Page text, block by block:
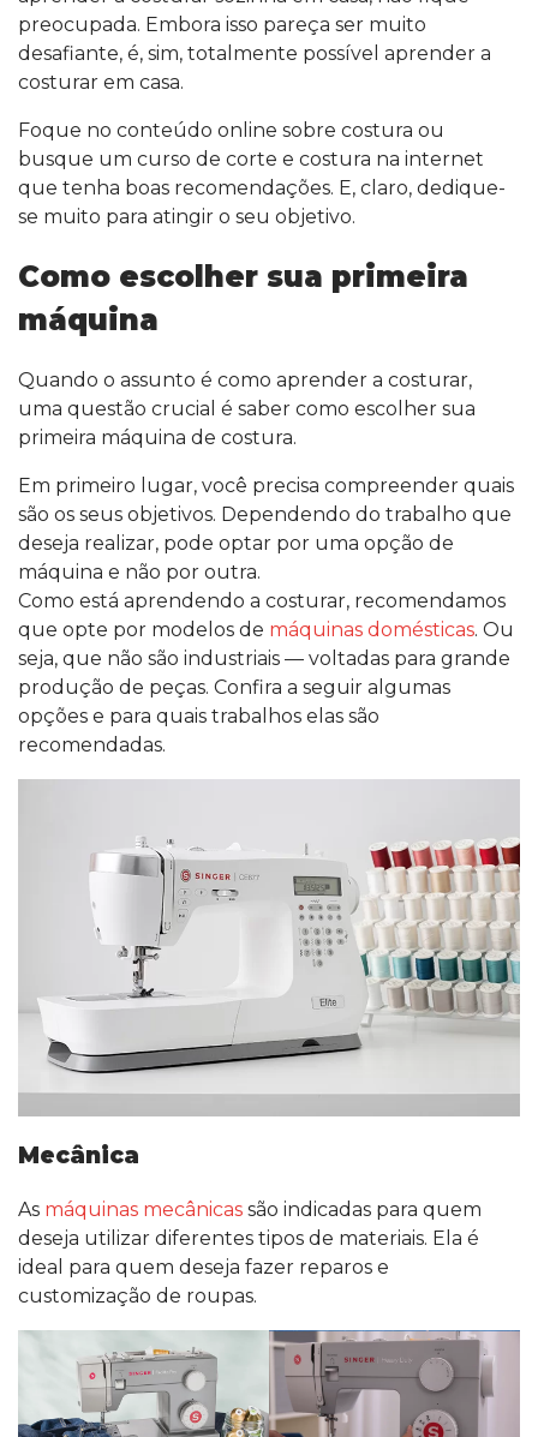
preocupada. Embora isso pareça ser muito
desafiante, é, sim, totalmente possível aprender a
costurar em casa.
Foque no conteúdo online sobre costura ou
busque um curso de corte e costura na internet
que tenha boas recomendações. E, claro, dedique-
se muito para atingir o seu objetivo.
Como escolher sua primeira
máquina
Quando o assunto é como aprender a costurar,
uma questão crucial é saber como escolher sua
primeira máquina de costura.
Em primeiro lugar, você precisa compreender quais
são os seus objetivos. Dependendo do trabalho que
deseja realizar, pode optar por uma opção de
máquina e não por outra.
Como está aprendendo a costurar, recomendamos
que opte por modelos de máquinas domésticas. Ou
seja, que não são industriais — voltadas para grande
produção de peças. Confira a seguir algumas
opções e para quais trabalhos elas são
recomendadas.
Mecânica
As máquinas mecânicas são indicadas para quem
deseja utilizar diferentes tipos de materiais. Ela é
ideal para quem deseja fazer reparos e
customização de roupas.